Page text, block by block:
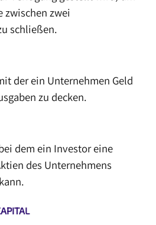
zwischen zwei
schließen.
der ein Unternehmen Geld
zu decken.
dem ein Investor eine
des Unternehmens